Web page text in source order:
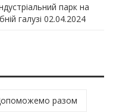
парк на
галузі 02.04.2024
разом